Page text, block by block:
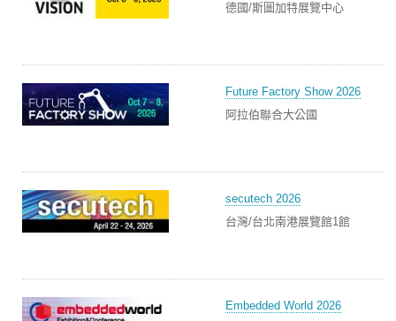
德國/斯圖加特展覽中心
Future Factory Show 2026
阿拉伯聯合大公國
secutech 2026
台灣/台北南港展覽館1館
Embedded World 2026